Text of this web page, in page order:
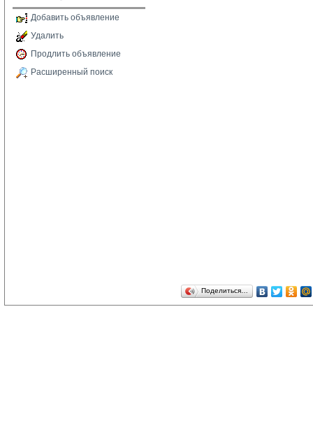
Добавить объявление
Удалить
Продлить объявление
Расширенный поиск
Поделиться…